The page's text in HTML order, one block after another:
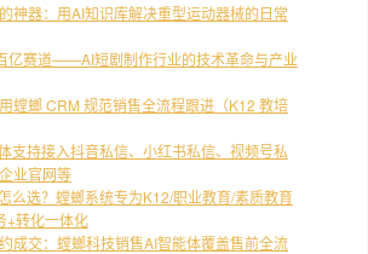
神器：用AI知识库解决重型运动器械的日常
亿赛道——AI短剧制作行业的技术革命与产业
螳螂 CRM 规范销售全流程跟进（K12 教培
支持接入抖音私信、小红书私信、视频号私
业官网等
么选？螳螂系统专为K12/职业教育/素质教育
+转化一体化
成交：螳螂科技销售AI智能体覆盖售前全流